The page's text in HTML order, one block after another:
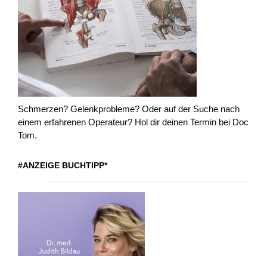
Schmerzen? Gelenkprobleme? Oder auf der Suche nach
einem erfahrenen Operateur? Hol dir deinen Termin bei Doc
Tom.
#ANZEIGE BUCHTIPP*